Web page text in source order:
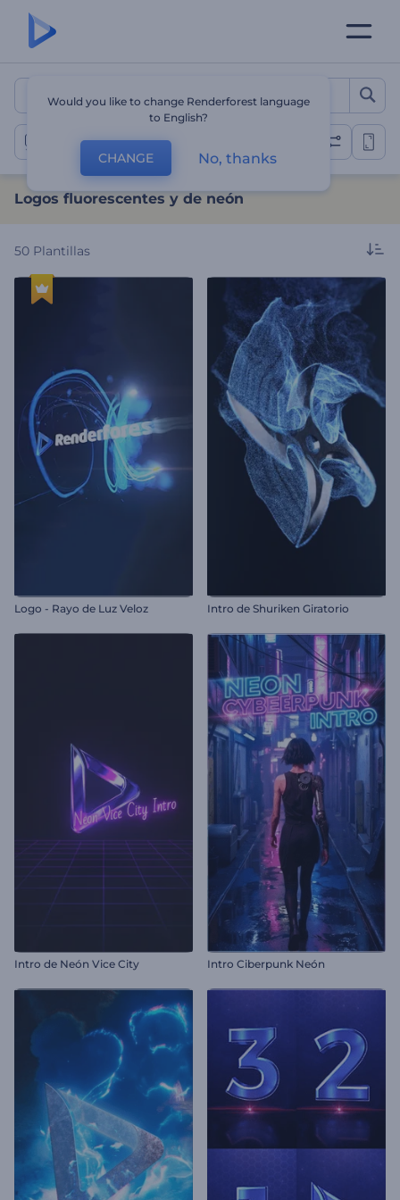
Logos fluorescentes y de
Logos de neón
Logos fluorescentes y de neón
50 Plantillas
Logo - Rayo de Luz Veloz Intro de Shuriken Giratorio
Intro de Neón Vice City Intro Ciberpunk Neón
Would you like to change Renderforest language
to English?
CHANGE No, thanks